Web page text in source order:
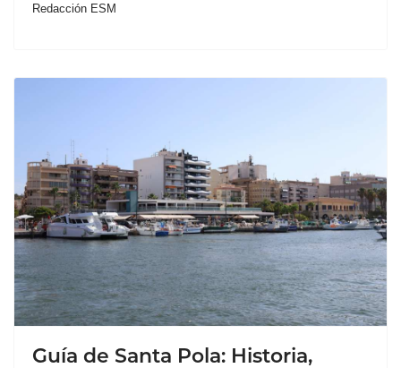
Redacción ESM
Guía de Santa Pola: Historia,